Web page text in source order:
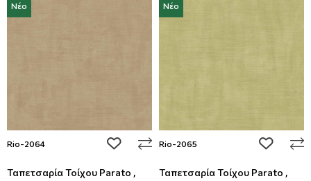
Νέο
Rio-2064 add to wishlist
Ταπετσαρία Τοίχου Parato ,
Νέο
Rio-2065 add to
Ταπετσαρία Τοίχου Parato ,